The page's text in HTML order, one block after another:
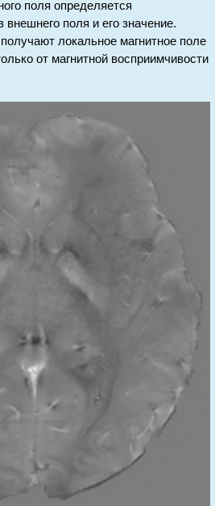
поля определяется
внешнего поля и его значение.
локальное магнитное поле
от магнитной восприимчивости